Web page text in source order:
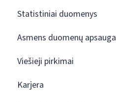
Statistiniai duomenys
Asmens duomenų apsauga
Viešieji pirkimai
Karjera